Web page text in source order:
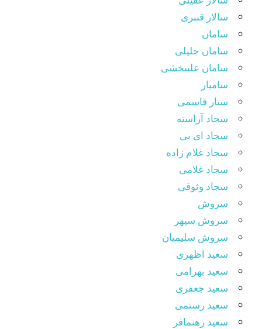
سالار قنبری
سامان
سامان جلیلی
سامان علیبخشی
سامیار
ستار قاسمی
سجاد آراسته
سجاد ای بی
سجاد غلام زاده
سجاد غلامی
سجاد وثوقى
سروش
سروش سپهر
سروش سلیمیان
سعید اظهری
سعید بهرامی
سعید جعفری
سعید رستمی
سعید رهنمافر